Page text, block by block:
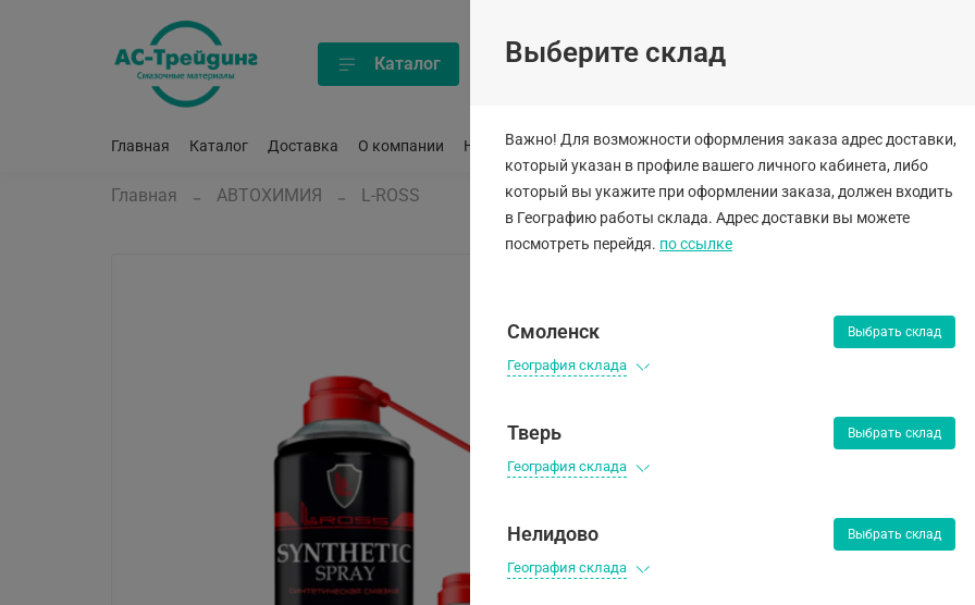
Каталог
Главная Каталог Доставка О компании Новости Вакансии Контакты
Главная АВТОХИМИЯ L-ROSS
(0)
L-Ross
(аэрозоль)
457 ₽
L-Ross Синтетическая
Выберите склад
Важно! Для возможности оформления заказа адрес доставки,
который указан в профиле вашего личного кабинета, либо
который вы укажите при оформлении заказа, должен входить
в Географию работы склада. Адрес доставки вы можете
посмотреть перейдя. по ссылке
Смоленск Выбрать склад
География склада
Тверь Выбрать склад
География склада
Нелидово Выбрать склад
География склада